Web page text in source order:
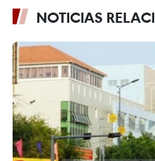
NOTICIAS